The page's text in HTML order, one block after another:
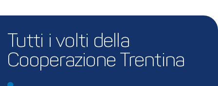
Tutti i volti della
Cooperazione Trentina